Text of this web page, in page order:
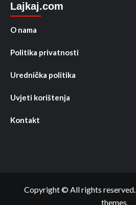
Lajkaj.com
O nama
Politika privatnosti
Urednička politika
Uvjeti korištenja
Kontakt
Copyright © All rights reserved.
themes.